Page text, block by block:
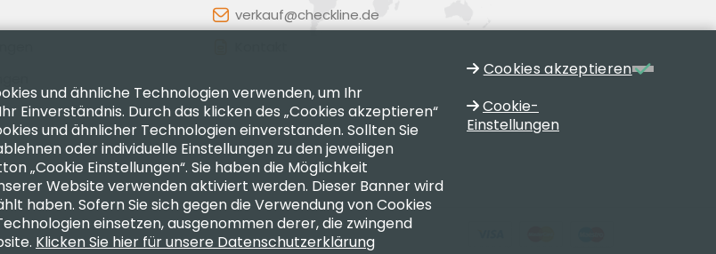
verkauf@checkline.de
und ähnliche Technologien verwenden, um Ihr
Einverständnis. Durch das klicken des „Cookies akzeptieren“
und ähnlicher Technologien einverstanden. Sollten Sie
oder individuelle Einstellungen zu den jeweiligen
„Cookie Einstellungen“. Sie haben die Möglichkeit
Website verwenden aktiviert werden. Dieser Banner wird
haben. Sofern Sie sich gegen die Verwendung von Cookies
einsetzen, ausgenommen derer, die zwingend
Klicken Sie hier für unsere Datenschutzerklärung
Cookies akzeptieren
Cookie-
Einstellungen